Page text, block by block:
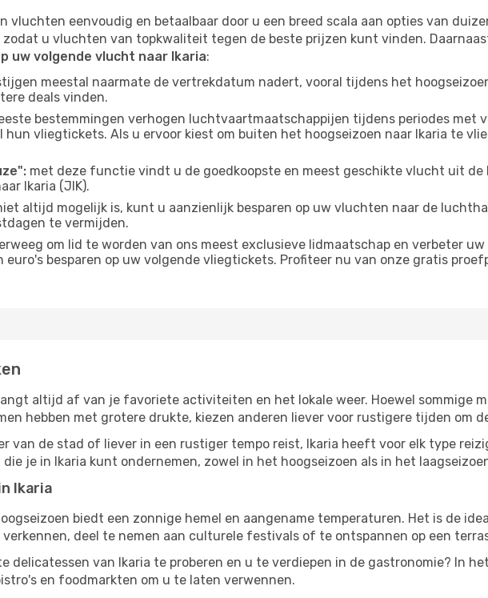
vluchten eenvoudig en betaalbaar door u een breed scala aan opties van
u vluchten van topkwaliteit tegen de beste prijzen kunt vinden.
uw volgende vlucht naar Ikaria:
meestal naarmate de vertrekdatum nadert, vooral tijdens het
deals vinden.
bestemmingen verhogen luchtvaartmaatschappijen tijdens periodes met
vliegtickets. Als u ervoor kiest om buiten het hoogseizoen naar Ikaria te
met deze functie vindt u de goedkoopste en meest geschikte vlucht uit
Ikaria (JIK).
altijd mogelijk is, kunt u aanzienlijk besparen op uw vluchten naar de
te vermijden.
om lid te worden van ons meest exclusieve lidmaatschap en verbeter
euro's besparen op uw volgende vliegtickets. Profiteer nu van onze gratis
altijd af van je favoriete activiteiten en het lokale weer. Hoewel sommige
hebben met grotere drukte, kiezen anderen liever voor rustigere tijden om
van de stad of liever in een rustiger tempo reist, Ikaria heeft voor elk type
je in Ikaria kunt ondernemen, zowel in het hoogseizoen als in het
Ikaria
biedt een zonnige hemel en aangename temperaturen. Het is de
deel te nemen aan culturele festivals of te ontspannen op een
delicatessen van Ikaria te proberen en u te verdiepen in de gastronomie? In
en foodmarkten om u te laten verwennen.